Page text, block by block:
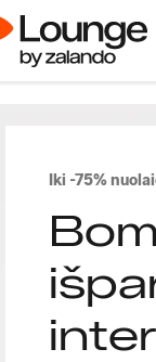
Iki -75%